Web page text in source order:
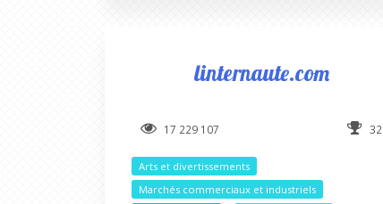
linternaute.com
17 229 107 32
Arts et divertissements
Marchés commerciaux et industriels